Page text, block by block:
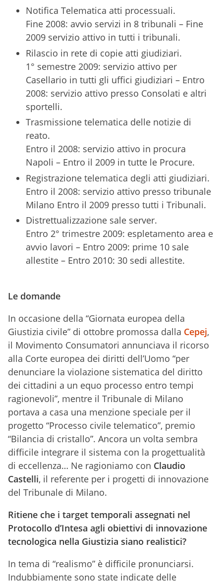
Notifica Telematica atti processuali.
Fine 2008: avvio servizi in 8 tribunali – Fine
2009 servizio attivo in tutti i tribunali.
Rilascio in rete di copie atti giudiziari.
1° semestre 2009: servizio attivo per
Casellario in tutti gli uffici giudiziari – Entro
2008: servizio attivo presso Consolati e altri
sportelli.
Trasmissione telematica delle notizie di
reato.
Entro il 2008: servizio attivo in procura
Napoli – Entro il 2009 in tutte le Procure.
Registrazione telematica degli atti giudiziari.
Entro il 2008: servizio attivo presso tribunale
Milano Entro il 2009 presso tutti i Tribunali.
Distrettualizzazione sale server.
Entro 2° trimestre 2009: espletamento area e
avvio lavori – Entro 2009: prime 10 sale
allestite – Entro 2010: 30 sedi allestite.
Le domande
In occasione della “Giornata europea della
Giustizia civile” di ottobre promossa dalla Cepej,
il Movimento Consumatori annunciava il ricorso
alla Corte europea dei diritti dell’Uomo “per
denunciare la violazione sistematica del diritto
dei cittadini a un equo processo entro tempi
ragionevoli”, mentre il Tribunale di Milano
portava a casa una menzione speciale per il
progetto “Processo civile telematico”, premio
“Bilancia di cristallo”. Ancora un volta sembra
difficile integrare il sistema con la progettualità
di eccellenza… Ne ragioniamo con Claudio
Castelli, il referente per i progetti di innovazione
del Tribunale di Milano.
Ritiene che i target temporali assegnati nel
Protocollo d’Intesa agli obiettivi di innovazione
tecnologica nella Giustizia siano realistici?
In tema di “realismo” è difficile pronunciarsi.
Indubbiamente sono state indicate delle